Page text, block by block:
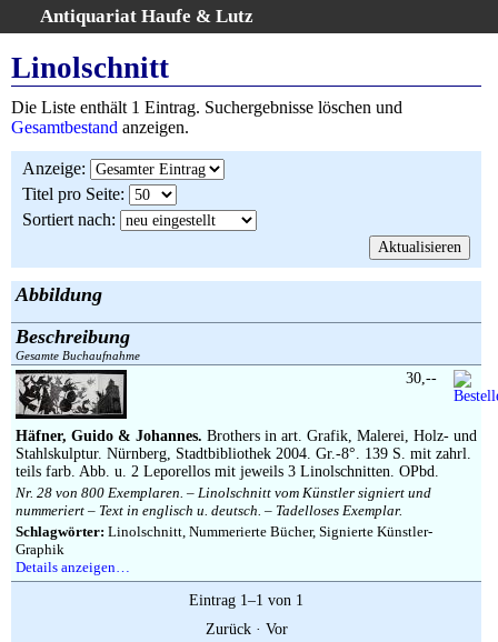
Antiquariat Haufe & Lutz
Home
Gesamtbestand
Kategorien
Schlagwörter
Suchergebnisse
AGB
Widerruf
Über uns
Aktuelle Kataloge
Kontakt
Ankauf
Links
Impressum
Linolschnitt
Die Liste enthält 1 Eintrag. Suchergebnisse löschen und
Gesamtbestand anzeigen.
Anzeige:
Titel pro Seite:
Sortiert nach:
Abbildung
Beschreibung
Gesamte Buchaufnahme
Häfner, Guido & Johannes. Brothers in art. Grafik, Malerei, Holz- und
Stahlskulptur. Nürnberg, Stadtbibliothek 2004. Gr.-8°. 139 S. mit zahrl.
teils farb. Abb. u. 2 Leporellos mit jeweils 3 Linolschnitten. OPbd.
Nr. 28 von 800 Exemplaren. – Linolschnitt vom Künstler signiert und
nummeriert – Text in englisch u. deutsch. – Tadelloses Exemplar.
Schlagwörter: Linolschnitt, Nummerierte Bücher, Signierte Künstler-
Graphik
Details anzeigen…
30,--
Eintrag 1–1 von 1
Zurück· Vor